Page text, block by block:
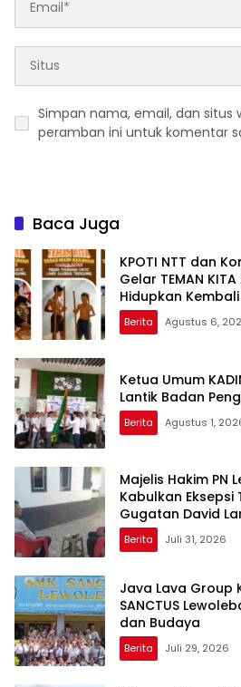
Simpan nama, email, dan situs
peramban ini untuk komentar
Baca Juga
KPOTI NTT dan
Gelar TEMAN
Hidupkan
Berita Agustus 6,
Ketua Umum
Lantik Badan
Berita Agustus 1,
Majelis Hakim PN
Kabulkan Eksepsi
Gugatan David
untuk Keempat
Berita Juli 31, 2026
Java Lava Group
SANCTUS
dan Budaya
Berita Juli 29, 2026